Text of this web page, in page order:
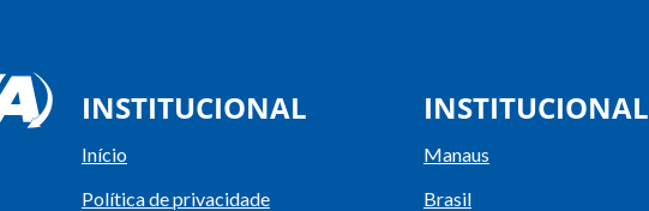
INSTITUCIONAL
Início
Política de privacidade
INSTITUCIONAL
Manaus
Brasil